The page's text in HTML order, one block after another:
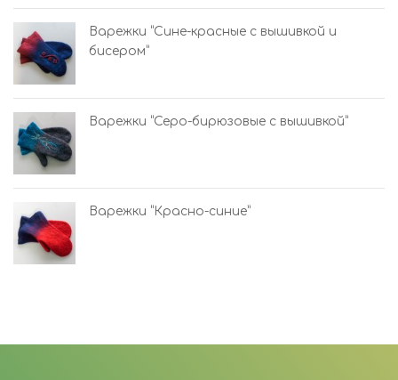
Варежки “Сине-красные с вышивкой и
бисером”
Варежки “Серо-бирюзовые с вышивкой”
Варежки “Красно-синие”